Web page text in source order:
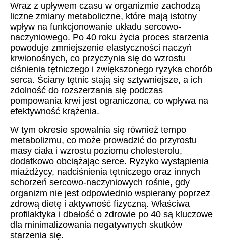
Wraz z upływem czasu w organizmie zachodzą
liczne zmiany metaboliczne, które mają istotny
wpływ na funkcjonowanie układu sercowo-
naczyniowego. Po 40 roku życia proces starzenia
powoduje zmniejszenie elastyczności naczyń
krwionośnych, co przyczynia się do wzrostu
ciśnienia tętniczego i zwiększonego ryzyka chorób
serca. Ściany tętnic stają się sztywniejsze, a ich
zdolność do rozszerzania się podczas
pompowania krwi jest ograniczona, co wpływa na
efektywność krążenia.
W tym okresie spowalnia się również tempo
metabolizmu, co może prowadzić do przyrostu
masy ciała i wzrostu poziomu cholesterolu,
dodatkowo obciążając serce. Ryzyko wystąpienia
miażdżycy, nadciśnienia tętniczego oraz innych
schorzeń sercowo-naczyniowych rośnie, gdy
organizm nie jest odpowiednio wspierany poprzez
zdrową dietę i aktywność fizyczną. Właściwa
profilaktyka i dbałość o zdrowie po 40 są kluczowe
dla minimalizowania negatywnych skutków
starzenia się.